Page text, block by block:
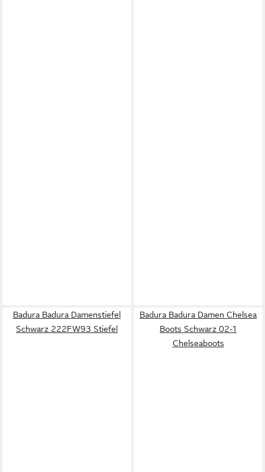
Badura Badura Damenstiefel
Schwarz 222FW93 Stiefel
Badura Badura Damen Chelsea
Boots Schwarz 02-1
Chelseaboots